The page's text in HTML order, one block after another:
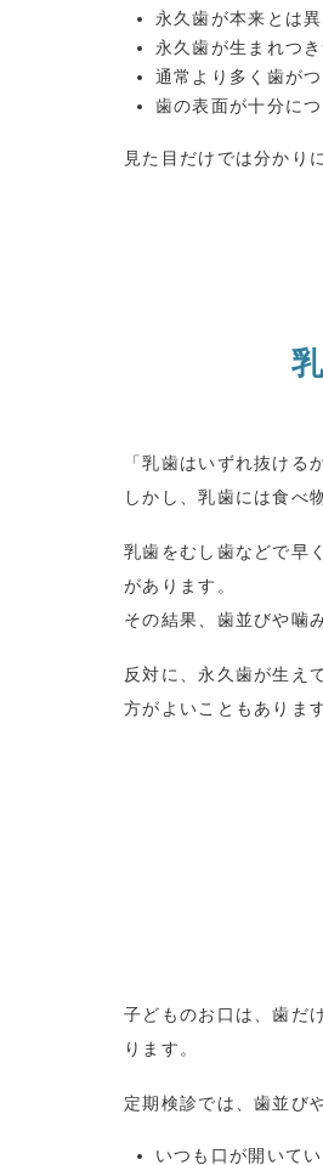
永久歯が本来とは
永久歯が生まれつ
通常より多く歯が
歯の表面が十分に
見た目だけでは分かり
「乳歯はいずれ抜ける
しかし、乳歯には食べ
乳歯をむし歯などで早
があります。
その結果、歯並びや噛
反対に、永久歯が生え
方がよいこともあります
子どものお口は、歯だ
ります。
定期検診では、歯並び
いつも口が開いてい